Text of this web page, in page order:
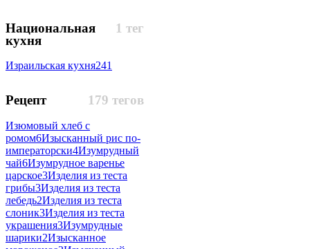
1 тег
Национальная
кухня
Израильская кухня241
179 тегов
Рецепт
Изюмовый хлеб с
ромом6Изысканный рис по-
императорски4Изумрудный
чай6Изумрудное варенье
царское3Изделия из теста
грибы3Изделия из теста
лебедь2Изделия из теста
слоник3Изделия из теста
украшения3Изумрудные
шарики2Изысканное